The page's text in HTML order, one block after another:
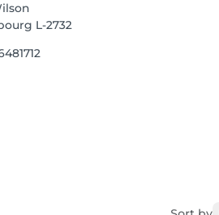
L-2732